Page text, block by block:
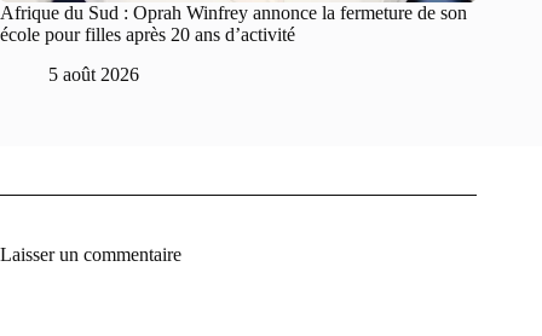
Afrique du Sud : Oprah Winfrey annonce la fermeture de son
école pour filles après 20 ans d’activité
5 août 2026
Laisser un commentaire